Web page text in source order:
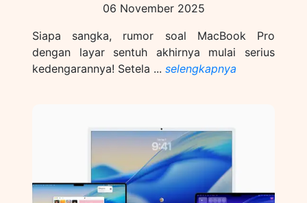
06 November 2025
Siapa sangka, rumor soal MacBook Pro
dengan layar sentuh akhirnya mulai serius
kedengarannya! Setela ... selengkapnya